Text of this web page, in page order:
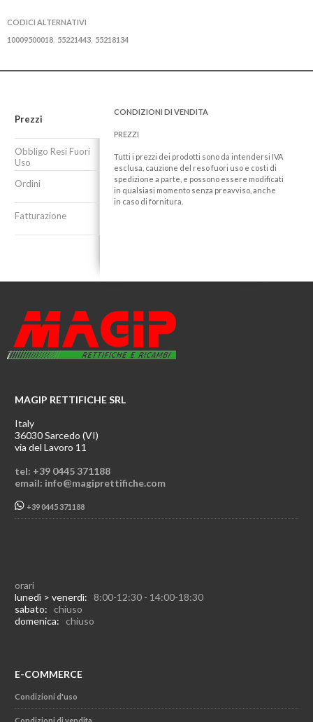
CODICI ALTERNATIVI
10009500018 55221443 55218134
Prezzi
Obbligo Resi Fuori
Uso
Ordini
Fatturazione
CONDIZIONI DI VENDITA
PREZZI
Tutti i prezzi dei prodotti sono da intendersi IVA
esclusa, cauzione del reso fuori uso e costi di
spedizione a parte, e possono essere modificati
in qualsiasi momento senza preavviso, anche
in caso di fornitura.
MAGIP RETTIFICHE SRL
Italy
36030 Sarcedo (VI)
via del Lavoro 11
tel: +39 0445 371188
email: info@magiprettifiche.com
+39 0445 371188
orari
lunedì > venerdì: 8:00-12:30 - 14:00-18:30
sabato: chiuso
domenica: chiuso
E-COMMERCE
Condizioni d'uso